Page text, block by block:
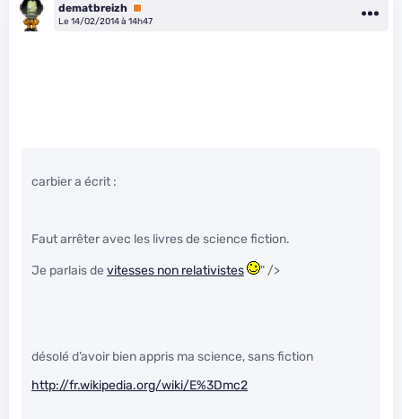
dematbreizh Premium
Le 14/02/2014 à 14h47
carbier a écrit :
Faut arrêter avec les livres de science fiction.
Je parlais de vitesses non relativistes " />
désolé d’avoir bien appris ma science, sans fiction
http://fr.wikipedia.org/wiki/E%3Dmc2